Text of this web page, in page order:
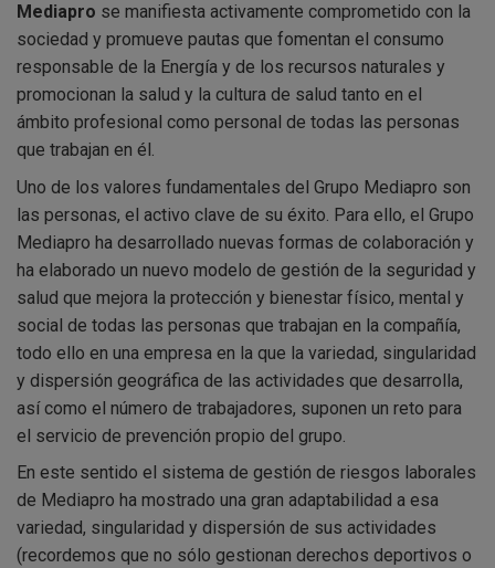
Mediapro se manifiesta activamente comprometido con la
sociedad y promueve pautas que fomentan el consumo
responsable de la Energía y de los recursos naturales y
promocionan la salud y la cultura de salud tanto en el
ámbito profesional como personal de todas las personas
que trabajan en él.
Uno de los valores fundamentales del Grupo Mediapro son
las personas, el activo clave de su éxito. Para ello, el Grupo
Mediapro ha desarrollado nuevas formas de colaboración y
ha elaborado un nuevo modelo de gestión de la seguridad y
salud que mejora la protección y bienestar físico, mental y
social de todas las personas que trabajan en la compañía,
todo ello en una empresa en la que la variedad, singularidad
y dispersión geográfica de las actividades que desarrolla,
así como el número de trabajadores, suponen un reto para
el servicio de prevención propio del grupo.
En este sentido el sistema de gestión de riesgos laborales
de Mediapro ha mostrado una gran adaptabilidad a esa
variedad, singularidad y dispersión de sus actividades
(recordemos que no sólo gestionan derechos deportivos o